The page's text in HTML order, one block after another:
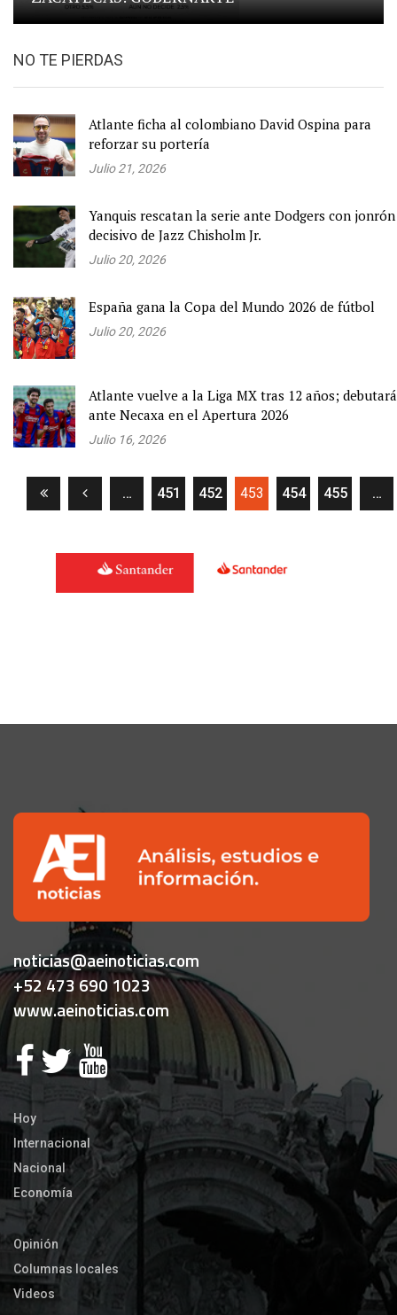
NO TE PIERDAS
Atlante ficha al colombiano David Ospina para
reforzar su portería
Julio 21, 2026
Yanquis rescatan la serie ante Dodgers con jonrón
decisivo de Jazz Chisholm Jr.
Julio 20, 2026
España gana la Copa del Mundo 2026 de fútbol
Julio 20, 2026
Atlante vuelve a la Liga MX tras 12 años; debutará
ante Necaxa en el Apertura 2026
Julio 16, 2026
… 451 452 453 (current)
454 455 …
noticias@aeinoticias.com
+52 473 690 1023
www.aeinoticias.com
Hoy
Internacional
Nacional
Economía
Opinión
Columnas locales
Videos